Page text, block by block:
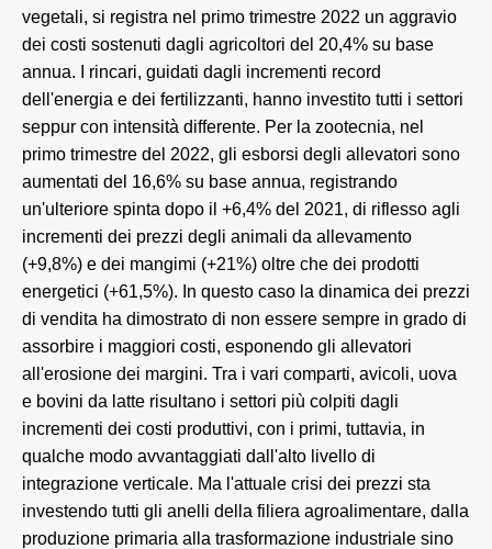
vegetali, si registra nel primo trimestre 2022 un aggravio
dei costi sostenuti dagli agricoltori del 20,4% su base
annua. I rincari, guidati dagli incrementi record
dell'energia e dei fertilizzanti, hanno investito tutti i settori
seppur con intensità differente. Per la zootecnia, nel
primo trimestre del 2022, gli esborsi degli allevatori sono
aumentati del 16,6% su base annua, registrando
un'ulteriore spinta dopo il +6,4% del 2021, di riflesso agli
incrementi dei prezzi degli animali da allevamento
(+9,8%) e dei mangimi (+21%) oltre che dei prodotti
energetici (+61,5%). In questo caso la dinamica dei prezzi
di vendita ha dimostrato di non essere sempre in grado di
assorbire i maggiori costi, esponendo gli allevatori
all'erosione dei margini. Tra i vari comparti, avicoli, uova
e bovini da latte risultano i settori più colpiti dagli
incrementi dei costi produttivi, con i primi, tuttavia, in
qualche modo avvantaggiati dall'alto livello di
integrazione verticale. Ma l'attuale crisi dei prezzi sta
investendo tutti gli anelli della filiera agroalimentare, dalla
produzione primaria alla trasformazione industriale sino